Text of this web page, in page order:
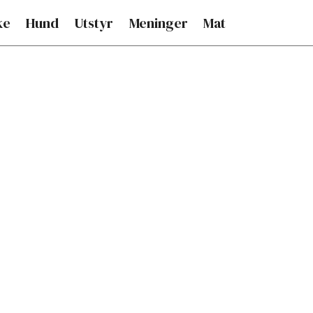
Hund Utstyr Meninger Mat